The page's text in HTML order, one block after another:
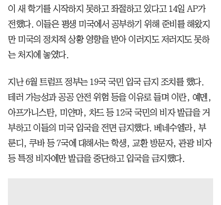
이 새 학기를 시작하지 못하고 좌절하고 있다고 14일 AP가
전했다. 이들은 평생 미국에서 공부하기 위해 준비를 해왔지
만 미국의 정치적 상황 영향을 받아 이러지도 저러지도 못하
는 처지에 놓였다.
지난 6월 트럼프 정부는 19국 국민 입국 금지 조치를 했다.
테러 가능성과 공공 안전 위험 등을 이유로 들며 이란, 예멘,
아프가니스탄, 미얀마, 차드 등 12국 국민의 비자 발급을 거
부하고 이들의 미국 입국을 전면 금지했다. 베네수엘라, 부
룬디, 쿠바 등 7국에 대해서는 학생, 교환 방문자, 관광 비자
등 특정 비자에만 발급을 중단하고 입국을 금지했다.